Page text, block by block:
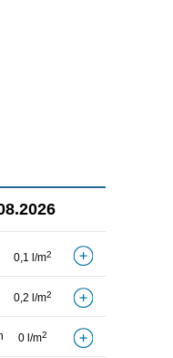
0,1 l/m2
0,2 l/m2
0 l/m2